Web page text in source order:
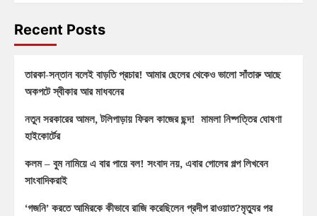
Recent Posts
তারকা-সন্তান বলেই বাড়তি প্রচার! আমার ছেলের থেকেও ভালো সাঁতারু আছে
অকপটে স্বীকার আর মাধবনের
নতুন সরকারের আমল, টলিপাড়ায় ফিরল কাজের ছন্দ! মামলা নিষ্পত্তির ঘোষণা
হাইকোর্টের
কলম – বুম নামিয়ে এ বার পায়ে বল! সংবাদ নয়, এবার গোলের গল্প লিখবেন
সাংবাদিকরাই
‘গজনি’ করতে আমিরকে কীভাবে রাজি করেছিলেন প্রদীপ রাওয়াত?মৃত্যুর পর